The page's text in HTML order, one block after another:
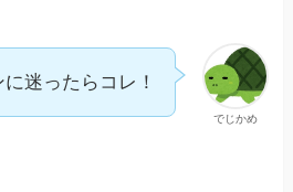
でじかめ
迷ったらコレ！